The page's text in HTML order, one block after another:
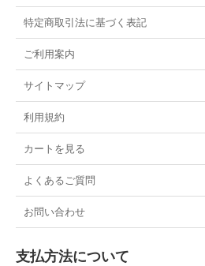
特定商取引法に基づく表記
ご利用案内
サイトマップ
利用規約
カートを見る
よくあるご質問
お問い合わせ
支払方法について